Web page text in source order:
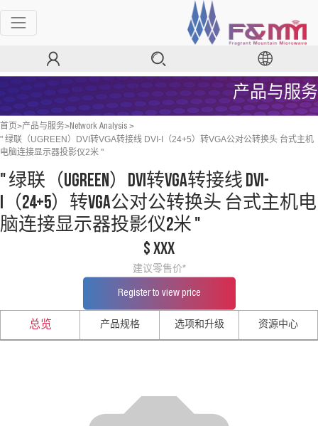
产品与服务
首页>产品与服务>Network Analysis >
" 绿联（UGREEN）DVI转VGA转接线 DVI-I（24+5）转VGA公对公转换头 台式主机
电脑连接显示器投影仪2米 "
" 绿联（UGREEN）DVI转VGA转接线 DVI-
I（24+5）转VGA公对公转换头 台式主机电
脑连接显示器投影仪2米 "
$ xxx
建议零售价*
Register to view price
总览 产品规格 选项和升级 资源中心